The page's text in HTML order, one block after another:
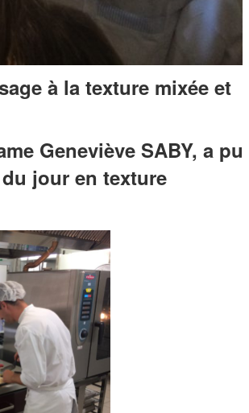
à la texture mixée et
Geneviève SABY, apu
jour en texture